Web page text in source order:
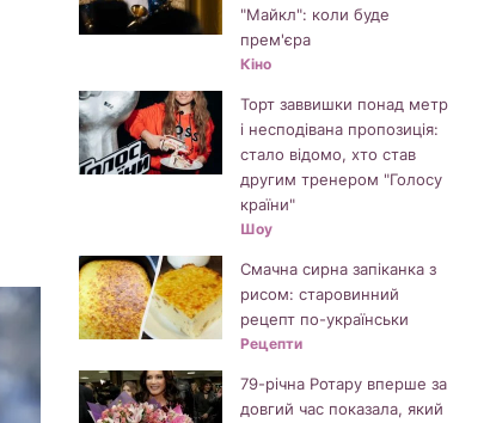
"Майкл": коли буде
прем'єра
Кіно
Торт заввишки понад метр
і несподівана пропозиція:
стало відомо, хто став
другим тренером "Голосу
країни"
Шоу
Смачна сирна запіканка з
рисом: старовинний
рецепт по-українськи
Рецепти
79-річна Ротару вперше за
довгий час показала, який